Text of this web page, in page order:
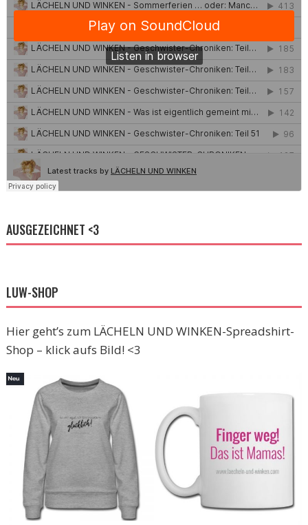
AUSGEZEICHNET <3
LUW-SHOP
Hier geht’s zum LÄCHELN UND WINKEN-Spreadshirt-
Shop – klick aufs Bild! <3